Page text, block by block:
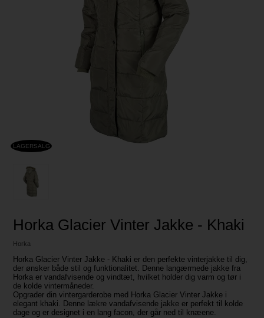
LAGERSALG
Horka Glacier Vinter Jakke - Khaki
Horka
Horka Glacier Vinter Jakke - Khaki er den perfekte vinterjakke til dig,
der ønsker både stil og funktionalitet. Denne langærmede jakke fra
Horka er vandafvisende og vindtæt, hvilket holder dig varm og tør i
de kolde vintermåneder.
Opgrader din vintergarderobe med Horka Glacier Vinter Jakke i
elegant khaki. Denne lækre vandafvisende jakke er perfekt til kolde
dage og er designet i en lang facon, der går ned til knæene.